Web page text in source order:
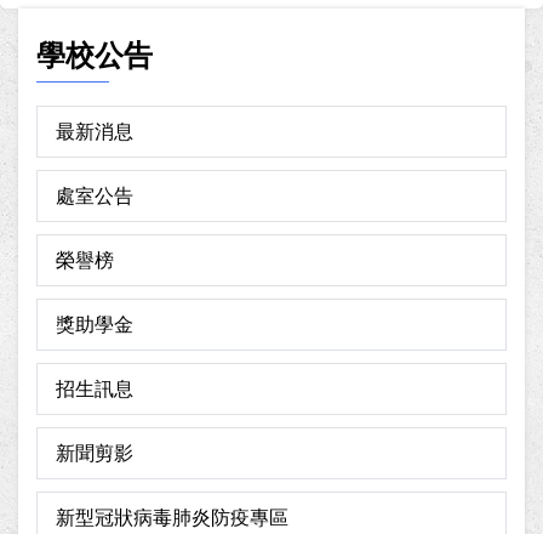
學校公告
最新消息
處室公告
榮譽榜
獎助學金
招生訊息
新聞剪影
新型冠狀病毒肺炎防疫專區